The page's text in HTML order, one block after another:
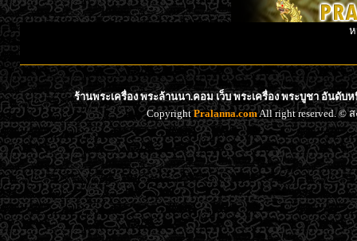
ร้านพระเครื่อง พระล้านนา.คอม เว็บ พระเครื่อง พระบูชา อันดับ
CopyrightPralanna.comAll right reserved. ©